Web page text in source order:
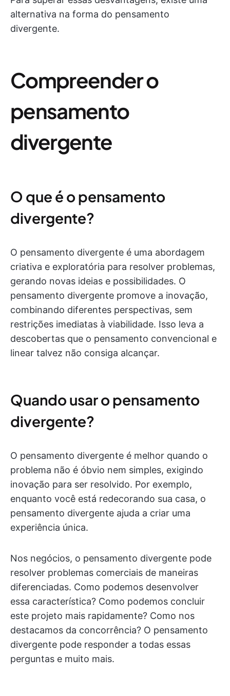
alternativa na forma do pensamento
divergente.
Compreender o
pensamento
divergente
O que é o pensamento
divergente?
O pensamento divergente é uma abordagem
criativa e exploratória para resolver problemas,
gerando novas ideias e possibilidades. O
pensamento divergente promove a inovação,
combinando diferentes perspectivas, sem
restrições imediatas à viabilidade. Isso leva a
descobertas que o pensamento convencional e
linear talvez não consiga alcançar.
Quando usar o pensamento
divergente?
O pensamento divergente é melhor quando o
problema não é óbvio nem simples, exigindo
inovação para ser resolvido. Por exemplo,
enquanto você está redecorando sua casa, o
pensamento divergente ajuda a criar uma
experiência única.
Nos negócios, o pensamento divergente pode
resolver problemas comerciais de maneiras
diferenciadas. Como podemos desenvolver
essa característica? Como podemos concluir
este projeto mais rapidamente? Como nos
destacamos da concorrência? O pensamento
divergente pode responder a todas essas
perguntas e muito mais.